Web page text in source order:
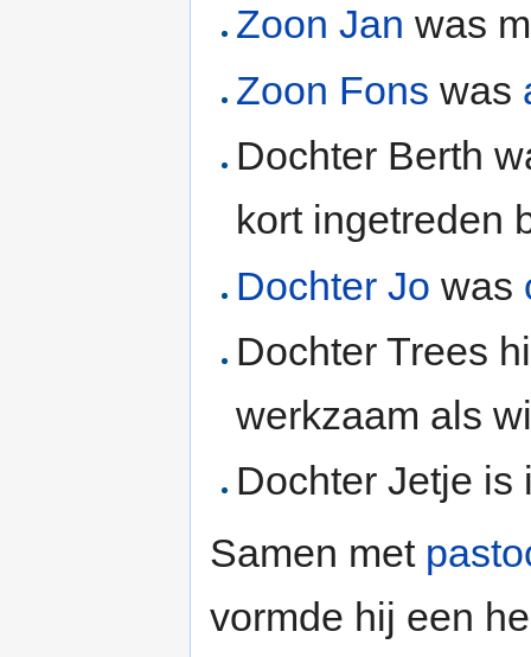
Zoon Jan was
Zoon Fons was
Dochter Berth
kort ingetreden
Dochter Jo was
Dochter Trees
werkzaam als
Dochter Jetje
Samen met
vormde hij een